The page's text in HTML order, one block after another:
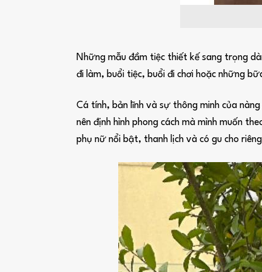
Những mẫu đầm tiệc thiết kế sang trọng
đi làm, buổi tiệc, buổi đi chơi hoặc những
Cá tính, bản lĩnh và sự thông minh của
nên định hình phong cách mà mình muốn
phụ nữ nổi bật, thanh lịch và có gu cho